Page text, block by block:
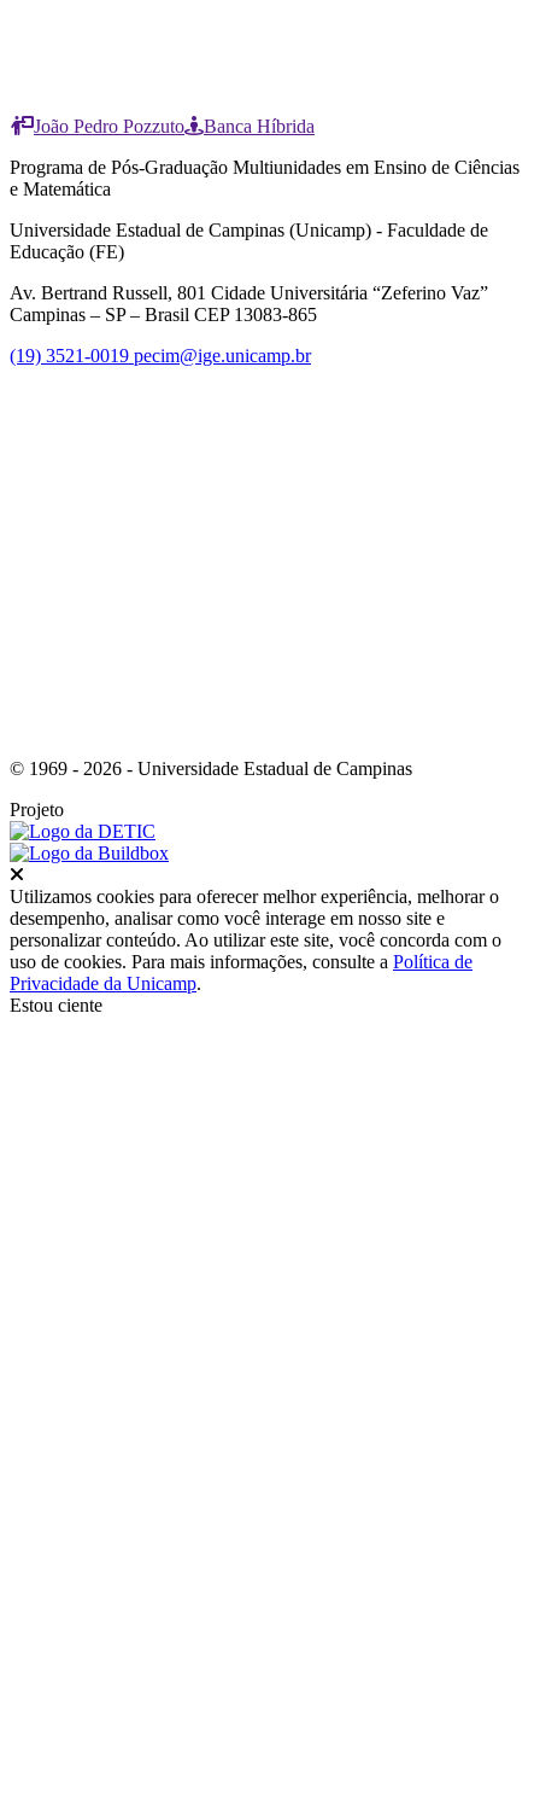
João Pedro Pozzuto
Banca Híbrida
Programa de Pós-Graduação Multiunidades em Ensino de Ciências
e Matemática
Universidade Estadual de Campinas (Unicamp) - Faculdade de
Educação (FE)
Av. Bertrand Russell, 801 Cidade Universitária “Zeferino Vaz”
Campinas – SP – Brasil CEP 13083-865
(19) 3521-0019 pecim@ige.unicamp.br
© 1969 - 2026 - Universidade Estadual de Campinas
Projeto
Utilizamos cookies para oferecer melhor experiência, melhorar o
desempenho, analisar como você interage em nosso site e
personalizar conteúdo. Ao utilizar este site, você concorda com o
uso de cookies. Para mais informações, consulte a Política de
Privacidade da Unicamp.
Estou ciente